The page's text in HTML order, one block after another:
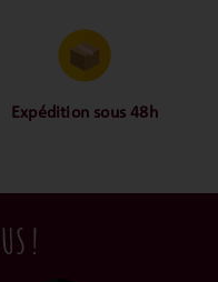
toutes les
sélectionnées,
oui ça fait beaucoup
nous sommes des
Expédition sous 48h
sont toutes
et confiées aux
!